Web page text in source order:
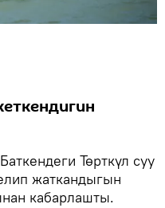
Баткендеги Төрткүл суу
жаткандыгын
кабарлашты.